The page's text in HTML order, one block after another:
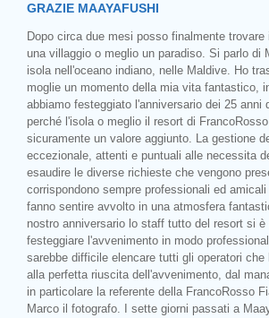
GRAZIE MAAYAFUSHI
Dopo circa due mesi posso finalmente
una villaggio o meglio un paradiso. Si parlo di
isola nell'oceano indiano, nelle Maldive. Ho
moglie un momento della mia vita fantastico,
abbiamo festeggiato l'anniversario dei 25 anni
perché l'isola o meglio il resort di
sicuramente un valore aggiunto. La gestione
eccezionale, attenti e puntuali alle necessita
esaudire le diverse richieste che vengono
corrispondono sempre professionali ed
fanno sentire avvolto in una atmosfera
nostro anniversario lo staff tutto del resort si è
festeggiare l'avvenimento in modo
sarebbe difficile elencare tutti gli operatori che
alla perfetta riuscita dell'avvenimento, dal
in particolare la referente della FrancoRosso
Marco il fotografo. I sette giorni passati a